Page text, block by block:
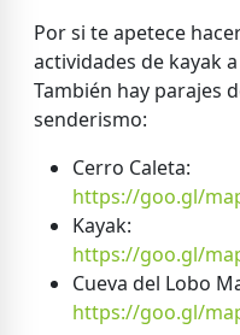
Por si te apetece
actividades de kayak
También hay parajes
senderismo:
Cerro Caleta:
https://goo.gl/
Kayak:
https://goo.gl/
Cueva del Lobo
https://goo.gl/